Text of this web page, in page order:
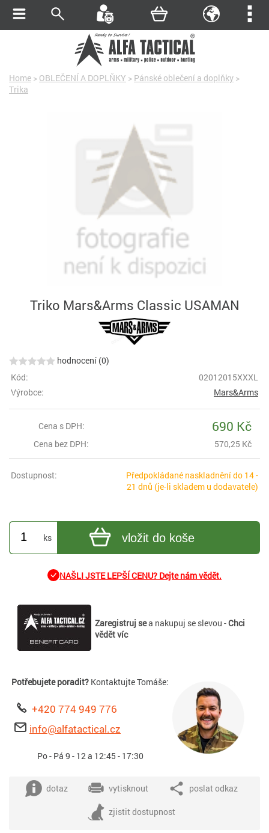
Home > OBLEČENÍ A DOPLŇKY > Pánské oblečení a doplňky >
Trika
Triko Mars&Arms Classic USAMAN
hodnocení (0)
Kód:
02012015XXXL
Výrobce:
Mars&Arms
Cena s DPH: 690 Kč
Cena bez DPH: 570,25 Kč
Dostupnost:
Předpokládané naskladnění do 14 -
21 dnů (je-li skladem u dodavatele)
ks vložit do koše
NAŠLI JSTE LEPŠÍ CENU? Dejte nám vědět.
Zaregistruj sea nakupuj se slevou -Chci
vědět víc
Potřebujete poradit? Kontaktujte Tomáše:
+420 774 949 776
info@alfatactical.cz
Po - Pá 9 - 12 a 12:45 - 17:30
dotaz vytisknout poslat odkaz
zjistit dostupnost